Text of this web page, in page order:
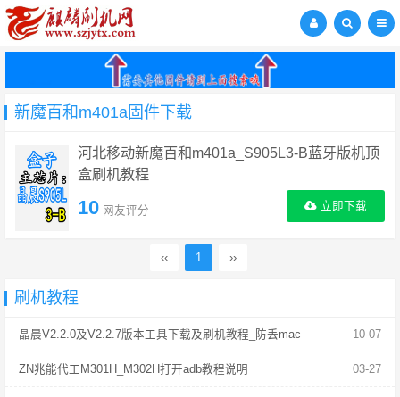
新魔百和m401a固件下载
河北移动新魔百和m401a_S905L3-B蓝牙版机顶
盒刷机教程
10 网友评分 立即下载
‹‹ 1 ››
刷机教程
10-07
晶晨V2.2.0及V2.2.7版本工具下载及刷机教程_防丢mac
03-27
ZN兆能代工M301H_M302H打开adb教程说明